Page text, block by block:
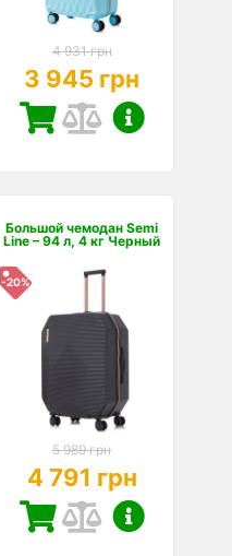
4 931 грн
3 945 грн
Большой чемодан Semi
Line – 94 л, 4 кг Черный
-20%
5 989 грн
4 791 грн